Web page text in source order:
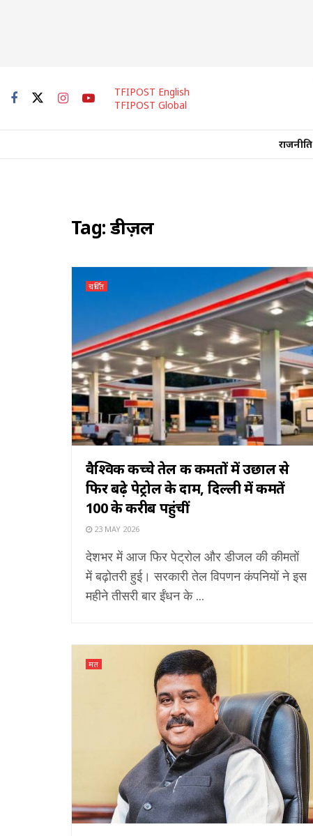
TFIPOST English
TFIPOST Global
राजनीति
Tag:डीज़ल
चर्चित
वैश्विक कच्चे तेल की कीमतों में उछाल से
फिर बढ़े पेट्रोल के दाम, दिल्ली में कीमतें
₹100 के करीब पहुंचीं
23 MAY 2026
देशभर में आज फिर पेट्रोल और डीजल की कीमतों
में बढ़ोतरी हुई। सरकारी तेल विपणन कंपनियों ने इस
महीने तीसरी बार ईंधन के ...
मत